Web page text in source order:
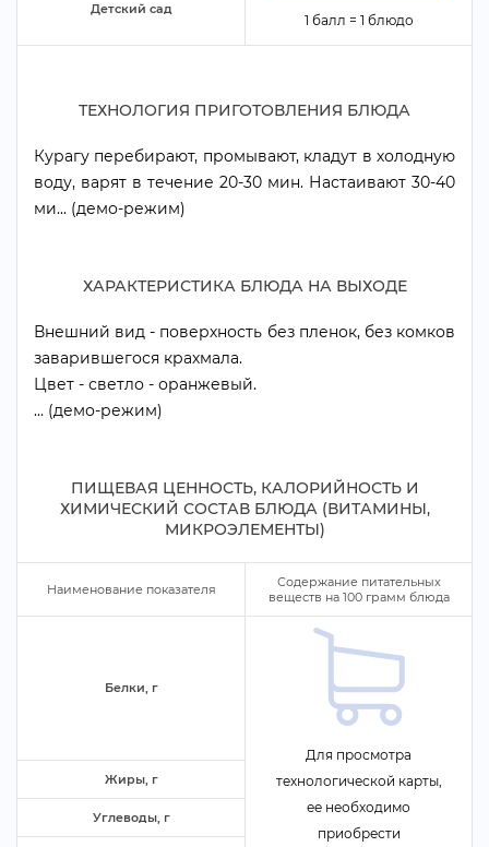
1 балл = 1 блюдо
Детский сад
ТЕХНОЛОГИЯ ПРИГОТОВЛЕНИЯ БЛЮДА
Курагу перебирают, промывают, кладут в холодную
оду, варят в течение 20-30 мин. Настаивают 30-40
ми... (демо-режим)
ХАРАКТЕРИСТИКА БЛЮДА НА ВЫХОДЕ
нешний вид - поверхность без пленок, без комко
заварившегося крахмала.
Цвет - светло - оранжевый.
... (демо-режим)
ПИЩЕВАЯ ЦЕННОСТЬ, КАЛОРИЙНОСТЬ И
ХИМИЧЕСКИЙ СОСТАВ БЛЮДА (ВИТАМИНЫ,
МИКРОЭЛЕМЕНТЫ)
Наименование показателя
Содержание питательных
еществ на 100рамм блюда
Белки,
Для просмотра
технологической карты,
ее необходимо
приобрести
Жиры,
Углеводы,